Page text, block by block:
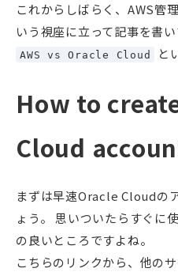
これからしばらく、AWS管
いう視座に立って記事を書
AWS vs Oracle Cloud と
How to
Cloud
まずは早速Oracle Cloudの
ょう。 思いついたらすぐに
の良いところですよね。
こちらのリンクから、他の